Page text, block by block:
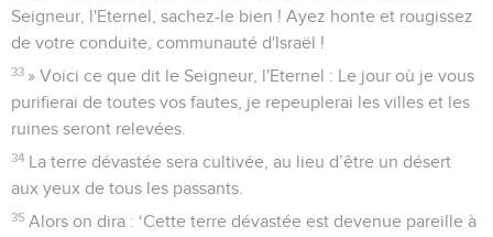
Seigneur, l'Eternel, sachez-le bien ! Ayez honte et rougissez
de votre conduite, communauté d'Israël !
33 » Voici ce que dit le Seigneur, l'Eternel : Le jour où je vous
purifierai de toutes vos fautes, je repeuplerai les villes et les
ruines seront relevées.
34 La terre dévastée sera cultivée, au lieu d’être un désert
aux yeux de tous les passants.
35 Alors on dira : ‘Cette terre dévastée est devenue pareille à